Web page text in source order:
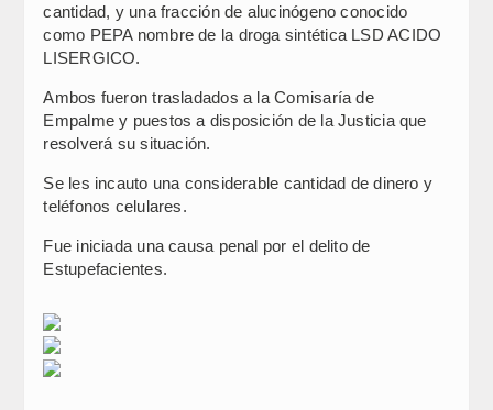
cantidad, y una fracción de alucinógeno conocido
como PEPA nombre de la droga sintética LSD ACIDO
LISERGICO.
Ambos fueron trasladados a la Comisaría de
Empalme y puestos a disposición de la Justicia que
resolverá su situación.
Se les incauto una considerable cantidad de dinero y
teléfonos celulares.
Fue iniciada una causa penal por el delito de
Estupefacientes.